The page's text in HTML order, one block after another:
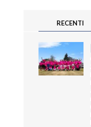
RECENTI